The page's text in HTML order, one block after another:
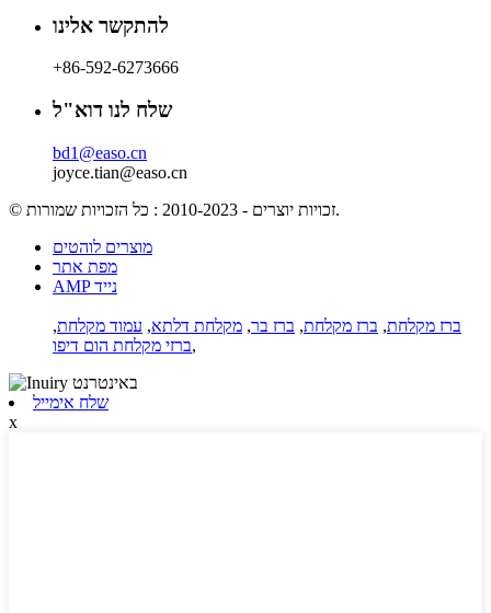
להתקשר אלינו
+86-592-6273666
שלח לנו דוא"ל
bd1@easo.cn
joyce.tian@easo.cn
© זכויות יוצרים - 2010-2023 : כל הזכויות שמורות.
מוצרים לוהטים
מפת אתר
AMP נייד
ברז מקלחת, ברז מקלחת, ברז בר, מקלחת דלתא, עמוד מקלחת,
ברזי מקלחת הום דיפו,
שלח אימייל
x